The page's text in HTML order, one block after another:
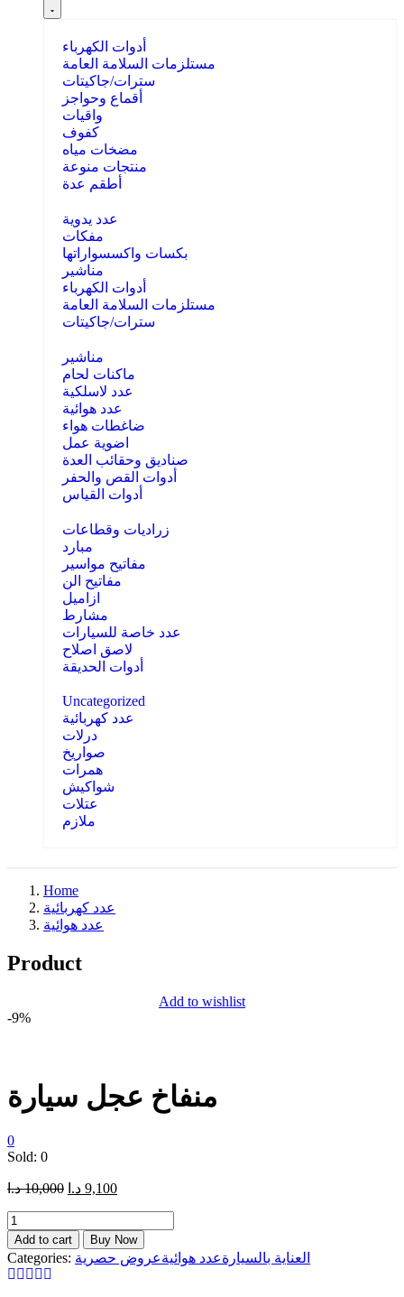
أدوات الكهرباء
مستلزمات السلامة العامة
سترات/جاكيتات
أقماع وحواجز
واقيات
كفوف
مضخات مياه
منتجات منوعة
أطقم عدة
عدد يدوية
مفكات
بكسات واكسسواراتها
مناشير
أدوات الكهرباء
مستلزمات السلامة العامة
سترات/جاكيتات
مناشير
ماكنات لحام
عدد لاسلكية
عدد هوائية
ضاغطات هواء
اضوية عمل
صناديق وحقائب العدة
أدوات القص والحفر
أدوات القياس
زراديات وقطاعات
مبارد
مفاتيح مواسير
مفاتيح الن
ازاميل
مشارط
عدد خاصة للسيارات
لاصق اصلاح
أدوات الحديقة
Uncategorized
عدد كهربائية
درلات
صواريخ
همرات
شواكيش
عتلات
ملازم
Home
عدد كهربائية
عدد هوائية
Product
Add to wishlist
-9%
منفاخ عجل سيارة
0
Sold: 0
10,000 د.ا 9,100 د.ا
Add to cart Buy Now
Categories: العناية بالسيارةعدد هوائيةعروض حصرية